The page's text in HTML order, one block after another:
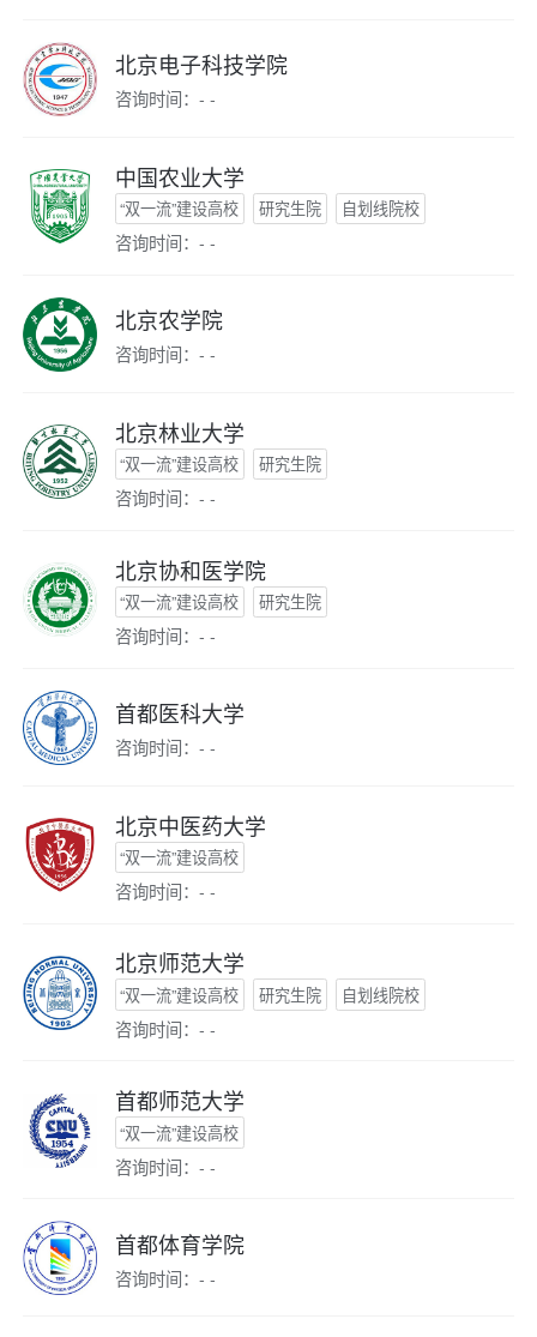
北京电子科技学院
咨询时间：- -
中国农业大学
“双一流”建设高校 研究生院 自划线院校
咨询时间：- -
北京农学院
咨询时间：- -
北京林业大学
“双一流”建设高校 研究生院
咨询时间：- -
北京协和医学院
“双一流”建设高校 研究生院
咨询时间：- -
首都医科大学
咨询时间：- -
北京中医药大学
“双一流”建设高校
咨询时间：- -
北京师范大学
“双一流”建设高校 研究生院 自划线院校
咨询时间：- -
首都师范大学
“双一流”建设高校
咨询时间：- -
首都体育学院
咨询时间：- -